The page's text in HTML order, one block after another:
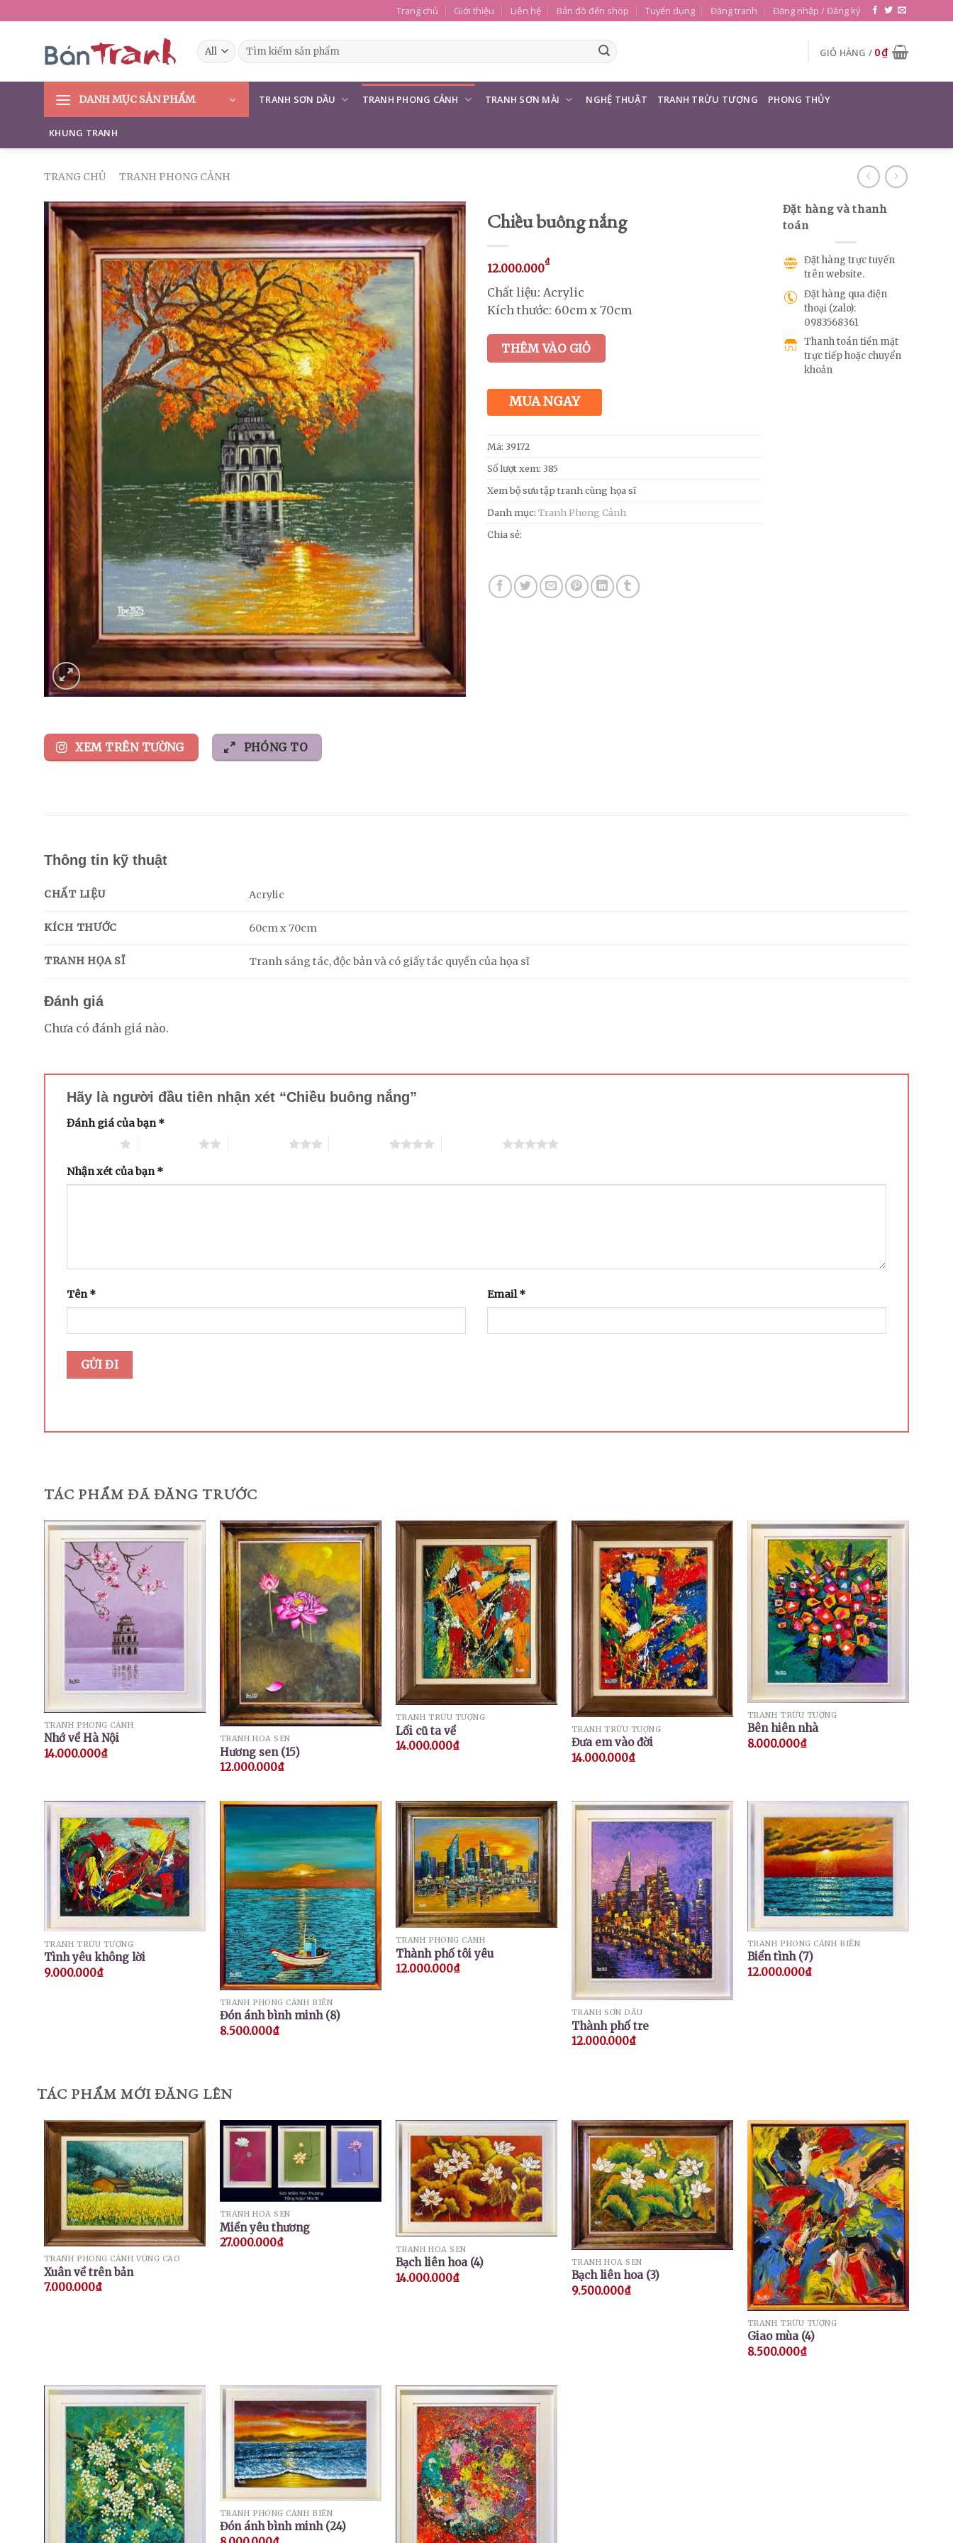
to
Trang chủ Giới thiệu Liên hệ Bản đồ đến shop Tuyển dụng Đăng tranh Đăng nhập / Đăng ký
Tìm
kiếm:
GIỎ HÀNG / 0₫
DANH MỤC SẢN PHẨM TRANH SƠN DẦU TRANH PHONG CẢNH TRANH SƠN MÀI NGHỆ THUẬT TRANH TRỪU TƯỢNG PHONG THỦY
KHUNG TRANH
TRANG CHỦ TRANH PHONG CẢNH
XEM TRÊN TƯỜNG PHÓNG TO
Chiều buông nắng
12.000.000₫
Chất liệu: Acrylic
Kích thước: 60cm x 70cm
THÊM VÀO GIỎ
MUA NGAY
Mã: 39172
Số lượt xem: 385
Xem bộ sưu tập tranh cùng họa sĩ
Danh mục: Tranh Phong Cảnh
Chia sẻ:
Đặt hàng và thanh
toán
Đặt hàng trực tuyến
trên website.
Đặt hàng qua điện
thoại (zalo):
0983568361
Thanh toán tiền mặt
trực tiếp hoặc chuyển
khoản
Thông tin kỹ thuật
CHẤT LIỆU Acrylic
KÍCH THƯỚC 60cm x 70cm
TRANH HỌA SĨ Tranh sáng tác, độc bản và có giấy tác quyền của họa sĩ
Đánh giá
Chưa có đánh giá nào.
Hãy là người đầu tiên nhận xét “Chiều buông nắng”
Đánh giá của bạn*
Nhận xét của bạn*
Tên* Email*
TÁC PHẨM ĐÃ ĐĂNG TRƯỚC
TRANH PHONG CẢNH
Nhớ về Hà Nội
14.000.000₫
TRANH HOA SEN
Hương sen (15)
12.000.000₫
TRANH TRỪU TƯỢNG
Lối cũ ta về
14.000.000₫
TRANH TRỪU TƯỢNG
Đưa em vào đời
14.000.000₫
TRANH TRỪU TƯỢNG
Bên hiên nhà
8.000.000₫
TRANH TRỪU TƯỢNG
Tình yêu không lời
9.000.000₫
TRANH PHONG CẢNH BIỂN
Đón ánh bình minh (8)
8.500.000₫
TRANH PHONG CẢNH
Thành phố tôi yêu
12.000.000₫
TRANH SƠN DẦU
Thành phố tre
12.000.000₫
TRANH PHONG CẢNH BIỂN
Biển tình (7)
12.000.000₫
TÁC PHẨM MỚI ĐĂNG LÊN
TRANH PHONG CẢNH VÙNG CAO
Xuân về trên bản
7.000.000₫
TRANH HOA SEN
Miền yêu thương
27.000.000₫ TRANH HOA SEN
Bạch liên hoa (4)
14.000.000₫
TRANH HOA SEN
Bạch liên hoa (3)
9.500.000₫
TRANH TRỪU TƯỢNG
Giao mùa (4)
8.500.000₫
TRANH PHONG CẢNH BIỂN
Đón ánh bình minh (24)